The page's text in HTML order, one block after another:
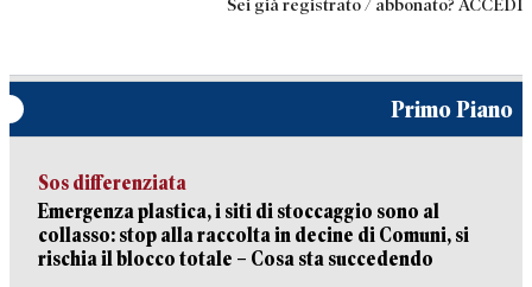
Sei già registrato / abbonato? ACCEDI
Primo Piano
Sos differenziata
Emergenza plastica, i siti di stoccaggio sono al
collasso: stop alla raccolta in decine di Comuni, si
rischia il blocco totale – Cosa sta succedendo